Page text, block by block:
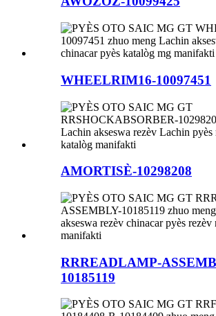
WHEELRIM16-10097451
AMORTISÈ-10298208
RRREADLAMP-
10185119